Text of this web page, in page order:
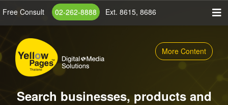
content
Free Consult 02-262-8888 Ext. 8615, 8686
More Content
Search businesses, products and